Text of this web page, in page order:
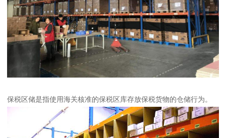
保税区储是指使用海关核准的保税区库存放保税货物的仓储行为。